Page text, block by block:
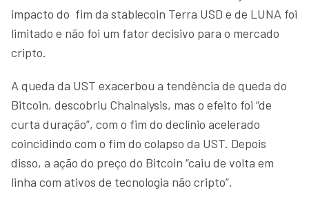
impacto do fim da stablecoin Terra USD e de LUNA foi
limitado e não foi um fator decisivo para o mercado
cripto.
A queda da UST exacerbou a tendência de queda do
Bitcoin, descobriu Chainalysis, mas o efeito foi “de
curta duração”, com o fim do declínio acelerado
coincidindo com o fim do colapso da UST. Depois
disso, a ação do preço do Bitcoin “caiu de volta em
linha com ativos de tecnologia não cripto”.